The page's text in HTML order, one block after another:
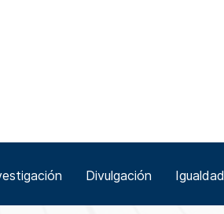
Divulgación Igualdad